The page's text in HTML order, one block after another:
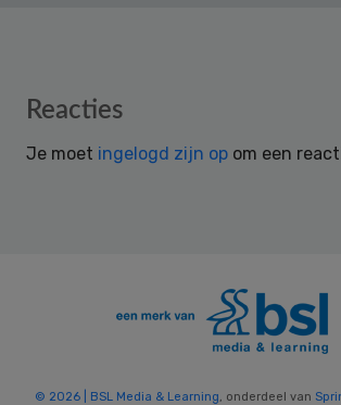
Reader
Reacties
Je moet ingelogd zijn op om een
© 2026 | BSL Media & Learning, onderdeel van